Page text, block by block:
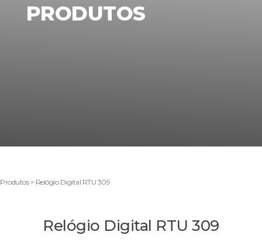
PRODUTOS
Produtos > Relógio Digital RTU 309
Relógio Digital RTU 309